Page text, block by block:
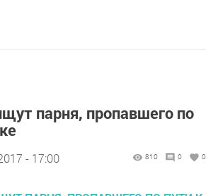
парня, пропавшего по
- 17:00 810 0 0